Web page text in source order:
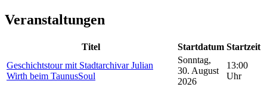
Veranstaltungen
Titel Startdatum Startzeit
Geschichtstour mit Stadtarchivar Julian
Wirth beim TaunusSoul
Sonntag,
30. August
2026
13:00
Uhr